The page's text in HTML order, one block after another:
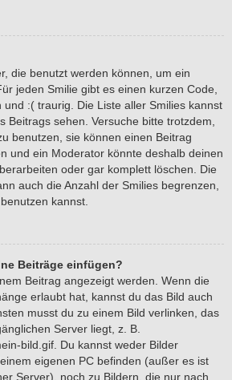
die benutzt werden können, um ein
jeden Smilie gibt es einen kurzen Code,
:( traurig. Die Liste aller Smilies kannst
Beitrags sehen. Versuche bitte trotzdem,
benutzen, sie können einen Beitrag
und ein Moderator könnte deshalb deinen
oder gar komplett löschen. Die
auch die Anzahl der Smilies begrenzen,
kannst.
Beiträge einfügen?
Beitrag angezeigt werden. Wenn die
erlaubt hat, kannst du das Bild auch
musst du zu einem Bild verlinken, das
Server liegt, z. B.
bild.gif. Du kannst weder Bilder
eigenen PC befinden (außer es ist
Server), noch zu Bildern, die nur nach